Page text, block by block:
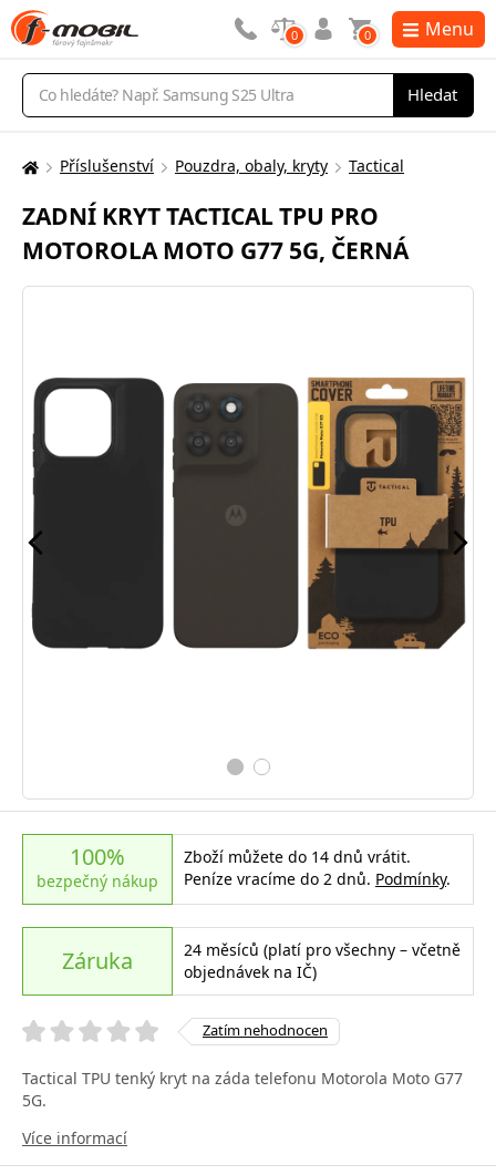
Vyhledávání
Hledat
0 0 Menu
Zde
nacházíte:
Příslušenství Pouzdra, obaly, kryty Tactical
ZADNÍ KRYT TACTICAL TPU PRO
MOTOROLA MOTO G77 5G, ČERNÁ
100%
bezpečný nákup
Zboží můžete do 14 dnů vrátit.
Peníze vracíme do 2 dnů. Podmínky.
Záruka
24 měsíců (platí pro všechny – včetně
objednávek na IČ)
Zatím nehodnocen
Tactical TPU tenký kryt na záda telefonu Motorola Moto G77
5G.
Více informací